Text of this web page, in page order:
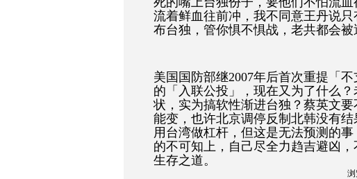
流着鲜血往前冲，我不同意王丹说
布台独，管你惧不惧战，老共都会被
美国国防部继2007年后首次重提「
的「入联公投」，现在又为了什么
状，实为搞软性渐进台独？蔡英文
能变，也许北京调停反制北韩没有
用台湾做杠杆，但这是无法预测的
的不可知上，自己尽全力趋吉避凶
生存之道。
浏